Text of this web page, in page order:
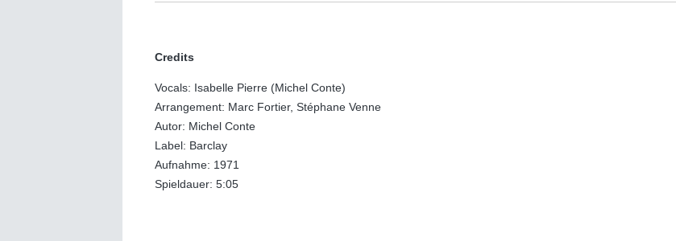
Credits
Vocals: Isabelle Pierre (Michel Conte)
Arrangement: Marc Fortier, Stéphane Venne
Autor: Michel Conte
Label: Barclay
Aufnahme: 1971
Spieldauer: 5:05